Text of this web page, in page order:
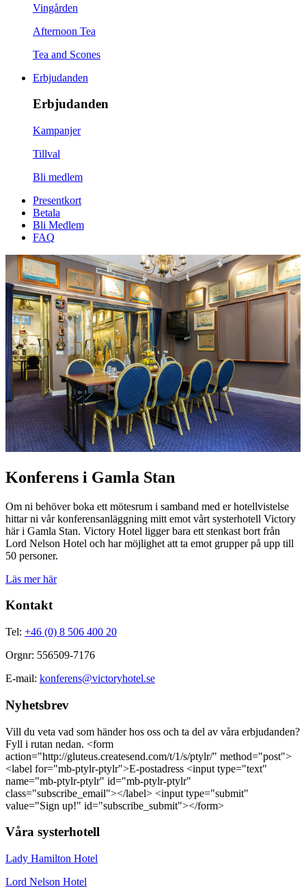
Vingården
Afternoon Tea
Tea and Scones
Erbjudanden
Erbjudanden
Kampanjer
Tillval
Bli medlem
Presentkort
Betala
Bli Medlem
FAQ
Konferens i Gamla Stan
Om ni behöver boka ett mötesrum i samband med er hotellvistelse
hittar ni vår konferensanläggning mitt emot vårt systerhotell Victory
här i Gamla Stan. Victory Hotel ligger bara ett stenkast bort från
Lord Nelson Hotel och har möjlighet att ta emot grupper på upp till
50 personer.
Läs mer här
Kontakt
Tel: +46 (0) 8 506 400 20
Orgnr: 556509-7176
E-mail: konferens@victoryhotel.se
Nyhetsbrev
Vill du veta vad som händer hos oss och ta del av våra erbjudanden?
Fyll i rutan nedan. <form
action="http://gluteus.createsend.com/t/1/s/ptylr/" method="post">
<label for="mb-ptylr-ptylr">E-postadress <input type="text"
name="mb-ptylr-ptylr" id="mb-ptylr-ptylr"
class="subscribe_email"></label> <input type="submit"
value="Sign up!" id="subscribe_submit"></form>
Våra systerhotell
Lady Hamilton Hotel
Lord Nelson Hotel